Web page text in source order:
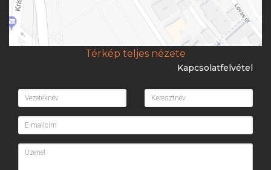
Térkép teljes nézete
Kapcsolatfelvétel